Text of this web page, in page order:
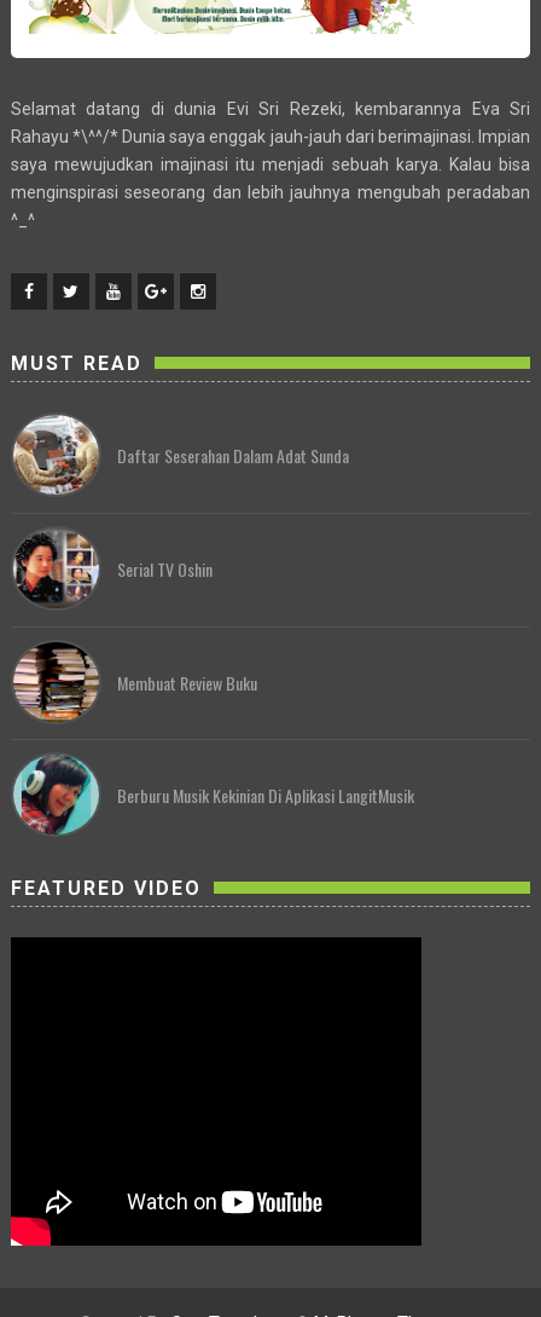
Selamat datang di dunia Evi Sri Rezeki, kembarannya Eva Sri
Rahayu *\^^/* Dunia saya enggak jauh-jauh dari berimajinasi. Impian
saya mewujudkan imajinasi itu menjadi sebuah karya. Kalau bisa
menginspirasi seseorang dan lebih jauhnya mengubah peradaban
^_^
MUST READ
Daftar Seserahan Dalam Adat Sunda
Serial TV Oshin
Membuat Review Buku
Berburu Musik Kekinian Di Aplikasi LangitMusik
FEATURED VIDEO